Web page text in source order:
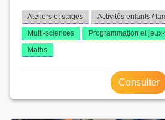
Ateliers et stages
Activités enfants /
Multi-sciences
Programmation et
Maths
Consulter